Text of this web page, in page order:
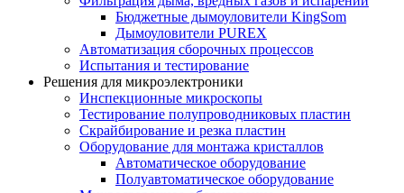
Бюджетные дымоуловители KingSom
Дымоуловители PUREX
Автоматизация сборочных процессов
Испытания и тестирование
Решения для микроэлектроники
Инспекционные микроскопы
Тестирование полупроводниковых пластин
Скрайбирование и резка пластин
Оборудование для монтажа кристаллов
Автоматическое оборудование
Полуавтоматическое оборудование